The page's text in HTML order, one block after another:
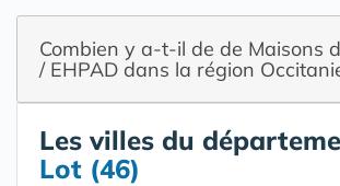
Combien y a-t-il de de Maisons
/ EHPAD dans la région
Les villes du
Lot (46)